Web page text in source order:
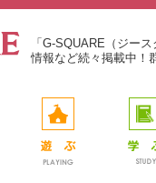
「G-SQUARE（ジー
情報など続々掲載中！